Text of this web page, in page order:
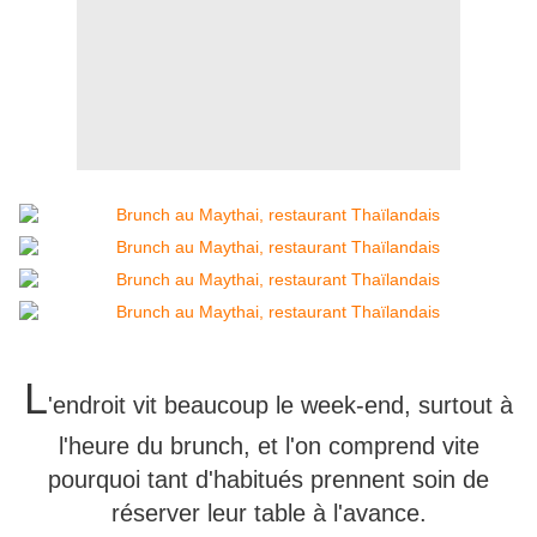
L'endroit vit beaucoup le week-end, surtout à
l'heure du brunch, et l'on comprend vite
pourquoi tant d'habitués prennent soin de
réserver leur table à l'avance.